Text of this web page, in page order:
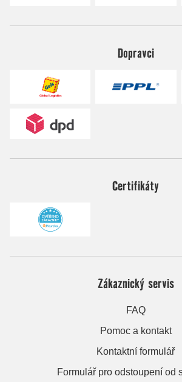
Dopravci
Certifikáty
Zákaznický servis
FAQ
Pomoc a kontakt
Kontaktní formulář
Formulář pro odstoupení od